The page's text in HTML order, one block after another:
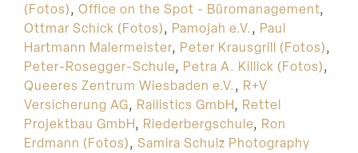
(Fotos), Office on the Spot - Büromanagement,
Ottmar Schick (Fotos), Pamojah e.V., Paul
Hartmann Malermeister, Peter Krausgrill (Fotos),
Peter-Rosegger-Schule, Petra A. Killick (Fotos),
Queeres Zentrum Wiesbaden e.V., R+V
Versicherung AG, Railistics GmbH, Rettel
Projektbau GmbH, Riederbergschule, Ron
Erdmann (Fotos), Samira Schulz Photography